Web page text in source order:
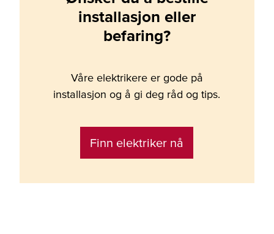
installasjon eller
befaring?
Våre elektrikere er gode på
installasjon og å gi deg råd og tips.
Finn elektriker nå